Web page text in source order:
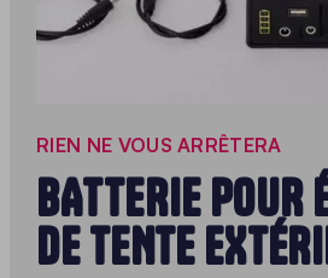
RIEN NE VOUS ARRÊTERA
BATTERIE POUR
DE TENTE